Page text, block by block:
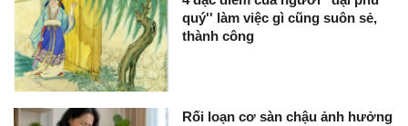
quý'' làm việc gì cũng suôn sẻ,
thành công
Rối loạn cơ sàn chậu ảnh hưởng